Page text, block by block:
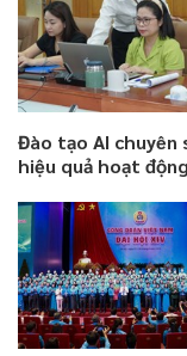
Đào tạo AI chuyên
hiệu quả hoạt